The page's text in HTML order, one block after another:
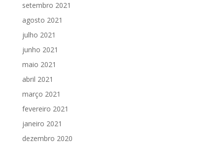
setembro 2021
agosto 2021
julho 2021
junho 2021
maio 2021
abril 2021
março 2021
fevereiro 2021
janeiro 2021
dezembro 2020